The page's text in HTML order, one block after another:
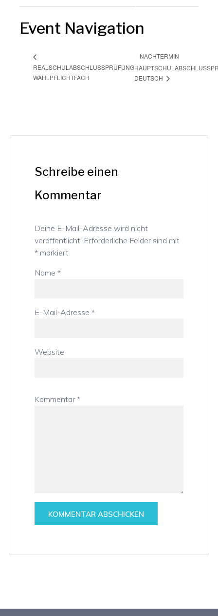
Event Navigation
REALSCHULABSCHLUSSPRÜFUNG
WAHLPFLICHTFACH
NACHTERMIN
DEUTSCH
Schreibe einen
Kommentar
Deine E-Mail-Adresse wird nicht
veröffentlicht. Erforderliche Felder sind mit
* markiert
Name *
E-Mail-Adresse *
Website
Kommentar *